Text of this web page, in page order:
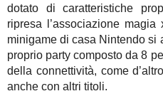
dotato di caratteristiche
ripresa l’associazione
minigame di casa Nintendo si
proprio party composto da 8
della connettività, come
anche con altri titoli.